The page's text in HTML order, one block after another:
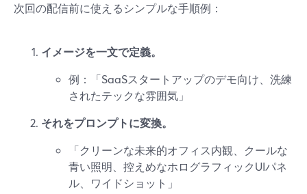
次回の配信前に使えるシンプルな手順例：
イメージを一文で定義。
例：「SaaSスタートアップのデモ向け、洗練
されたテックな雰囲気」
それをプロンプトに変換。
「クリーンな未来的オフィス内観、クールな
青い照明、控えめなホログラフィックUIパネ
ル、ワイドショット」